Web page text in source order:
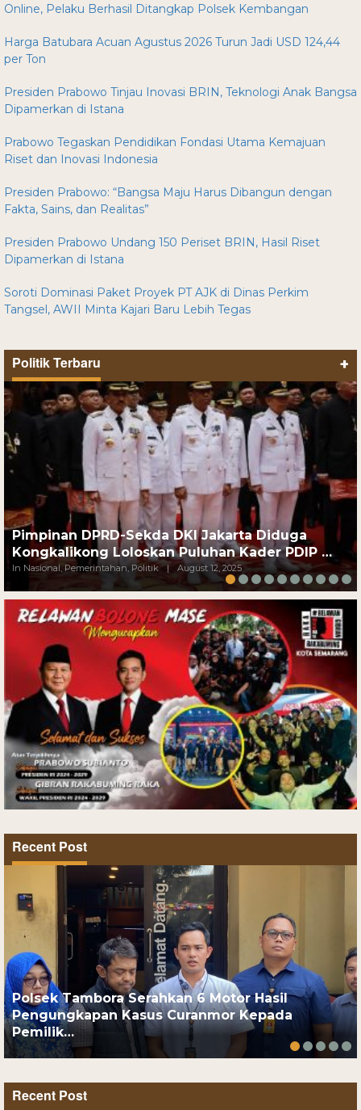
Online, Pelaku Berhasil Ditangkap Polsek Kembangan
Harga Batubara Acuan Agustus 2026 Turun Jadi USD 124,44
per Ton
Presiden Prabowo Tinjau Inovasi BRIN, Teknologi Anak Bangsa
Dipamerkan di Istana
Prabowo Tegaskan Pendidikan Fondasi Utama Kemajuan
Riset dan Inovasi Indonesia
Presiden Prabowo: “Bangsa Maju Harus Dibangun dengan
Fakta, Sains, dan Realitas”
Presiden Prabowo Undang 150 Periset BRIN, Hasil Riset
Dipamerkan di Istana
Soroti Dominasi Paket Proyek PT AJK di Dinas Perkim
Tangsel, AWII Minta Kajari Baru Lebih Tegas
Politik Terbaru +
Pimpinan DPRD-Sekda DKI Jakarta Diduga
Kongkalikong Loloskan Puluhan Kader PDIP …
In Nasional, Pemerintahan, Politik | August 12, 2025
Recent Post
Polsek Tambora Serahkan 6 Motor Hasil
Pengungkapan Kasus Curanmor Kepada
Pemilik…
Recent Post